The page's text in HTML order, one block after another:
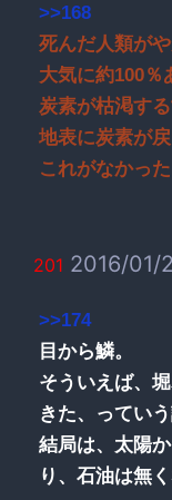
>>168
死んだ人類が
大気に約100％
炭素が枯渇す
地表に炭素が
これがなかっ
201 2016/01/
>>174
目から鱗。
そういえば、
きた、ってい
結局は、太陽
り、石油は無